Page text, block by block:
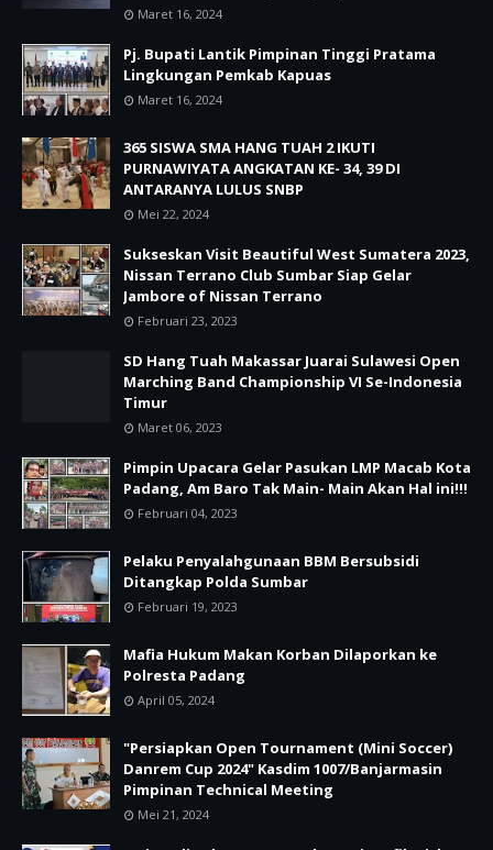
Maret 16, 2024
Pj. Bupati Lantik Pimpinan Tinggi Pratama
Lingkungan Pemkab Kapuas
Maret 16, 2024
365 SISWA SMA HANG TUAH 2 IKUTI
PURNAWIYATA ANGKATAN KE- 34, 39 DI
ANTARANYA LULUS SNBP
Mei 22, 2024
Sukseskan Visit Beautiful West Sumatera 2023,
Nissan Terrano Club Sumbar Siap Gelar
Jambore of Nissan Terrano
Februari 23, 2023
SD Hang Tuah Makassar Juarai Sulawesi Open
Marching Band Championship VI Se-Indonesia
Timur
Maret 06, 2023
Pimpin Upacara Gelar Pasukan LMP Macab Kota
Padang, Am Baro Tak Main- Main Akan Hal ini!!!
Februari 04, 2023
Pelaku Penyalahgunaan BBM Bersubsidi
Ditangkap Polda Sumbar
Februari 19, 2023
Mafia Hukum Makan Korban Dilaporkan ke
Polresta Padang
April 05, 2024
"Persiapkan Open Tournament (Mini Soccer)
Danrem Cup 2024" Kasdim 1007/Banjarmasin
Pimpinan Technical Meeting
Mei 21, 2024